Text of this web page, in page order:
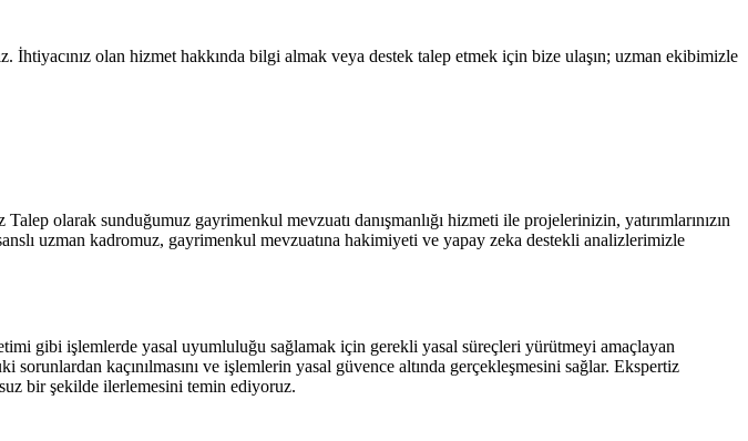
olan hizmet hakkında bilgi almak veya destek talep etmek için bize ulaşın; uzman ekibimizle
olarak sunduğumuz gayrimenkul mevzuatı danışmanlığı hizmeti ile projelerinizin, yatırımlarınızın
uzman kadromuz, gayrimenkul mevzuatına hakimiyeti ve yapay zeka destekli analizlerimizle
gibi işlemlerde yasal uyumluluğu sağlamak için gerekli yasal süreçleri yürütmeyi amaçlayan
kaçınılmasını ve işlemlerin yasal güvence altında gerçekleşmesini sağlar. Ekspertiz
bir şekilde ilerlemesini temin ediyoruz.